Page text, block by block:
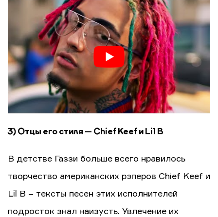
3) Отцы его стиля — Chief Keef и Lil B
В детстве Газзи больше всего нравилось
творчество американских рэперов Chief Keef и
Lil B – тексты песен этих исполнителей
подросток знал наизусть. Увлечение их